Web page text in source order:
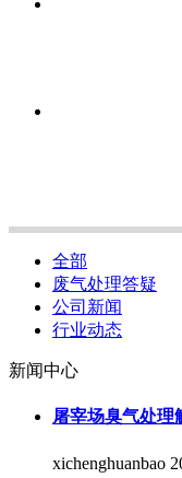
全部
废气处理答疑
公司新闻
行业动态
新闻中心
屠宰场臭气处理
xichenghuanbao